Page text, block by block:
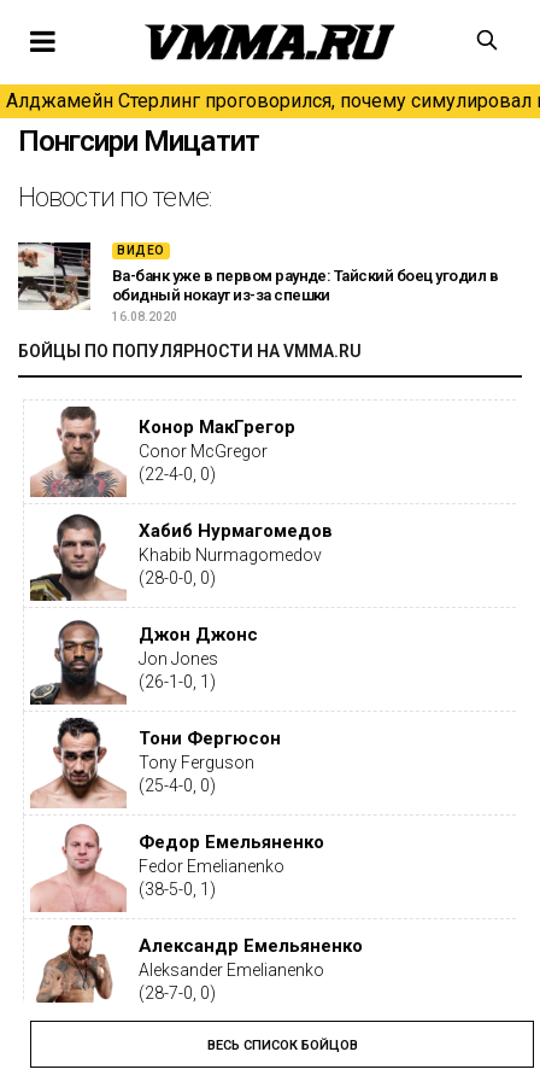
Алджамейн Стерлинг проговорился, почему симулировал
Понгсири Мицатит
Новости по теме:
ВИДЕО
Ва-банк уже в первом раунде: Тайский боец угодил в
обидный нокаут из-за спешки
16.08.2020
БОЙЦЫ ПО ПОПУЛЯРНОСТИ НА VMMA.RU
Конор МакГрегор
Conor McGregor
(22-4-0, 0)
Хабиб Нурмагомедов
Khabib Nurmagomedov
(28-0-0, 0)
Джон Джонс
Jon Jones
(26-1-0, 1)
Тони Фергюсон
Tony Ferguson
(25-4-0, 0)
Федор Емельяненко
Fedor Emelianenko
(38-5-0, 1)
Александр Емельяненко
Aleksander Emelianenko
(28-7-0, 0)
Тайрон Вудли
Tyron Woodley
ВЕСЬ СПИСОК БОЙЦОВ